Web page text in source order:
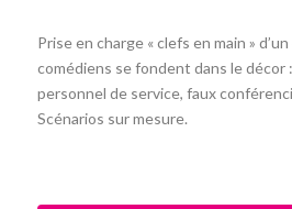
Prise en charge « clefs en main »
comédiens se fondent dans le décor
personnel de service, faux
Scénarios sur mesure.